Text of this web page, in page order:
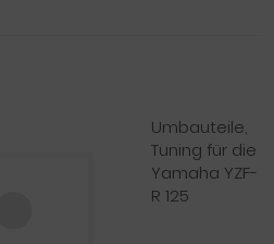
Umbauteile,
Tuning für die
Yamaha YZF-
R 125